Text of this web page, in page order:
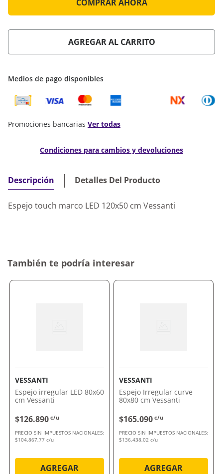
COMPRAR AHORA
AGREGAR AL CARRITO
Medios de pago disponibles
Promociones bancarias Ver todas
Condiciones para cambios y devoluciones
Descripción Detalles Del Producto
Espejo touch marco LED 120x50 cm Vessanti
También te podría interesar
VESSANTI
Espejo irregular LED 80x60
cm Vessanti
$126.890 c/u
PRECIO SIN IMPUESTOS NACIONALES:
$104.867,77 c/u
AGREGAR
VESSANTI
Espejo Irregular curve
80x80 cm Vessanti
$165.090 c/u
PRECIO SIN IMPUESTOS NACIONALES:
$136.438,02 c/u
AGREGAR